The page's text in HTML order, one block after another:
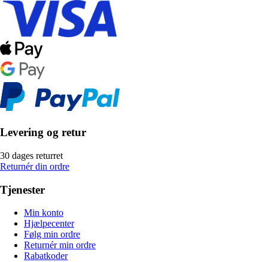
Levering og retur
30 dages returret
Returnér din ordre
Tjenester
Min konto
Hjælpecenter
Følg min ordre
Returnér min ordre
Rabatkoder